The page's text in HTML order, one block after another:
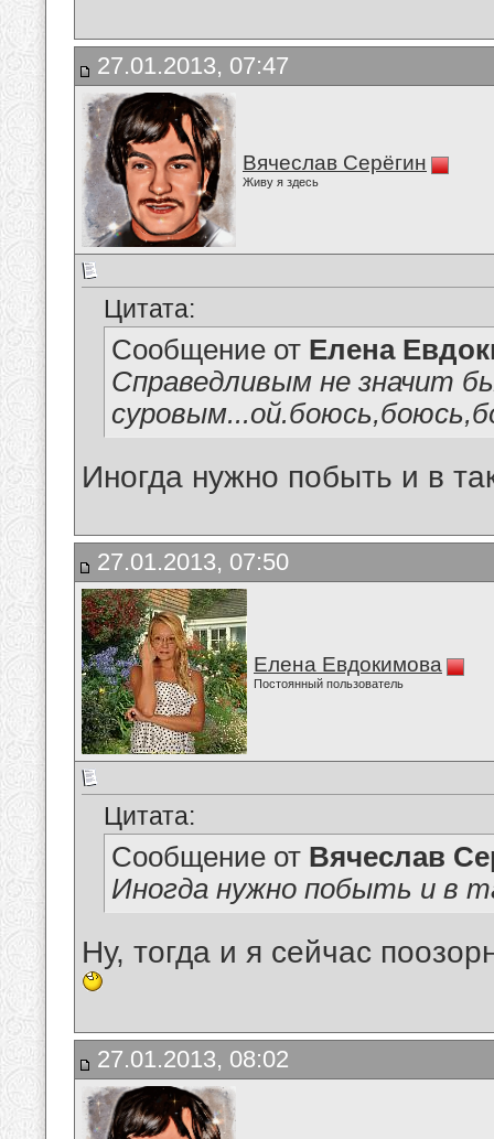
27.01.2013, 07:47
Вячеслав Серёгин
Живу я здесь
Цитата:
Сообщение от Елена
Справедливым не значит
Иногда нужно побыть и в
27.01.2013, 07:50
Елена Евдокимова
Постоянный пользователь
Цитата:
Сообщение от Вячеслав
Иногда нужно побыть и в
Ну, тогда и я сейчас
27.01.2013, 08:02